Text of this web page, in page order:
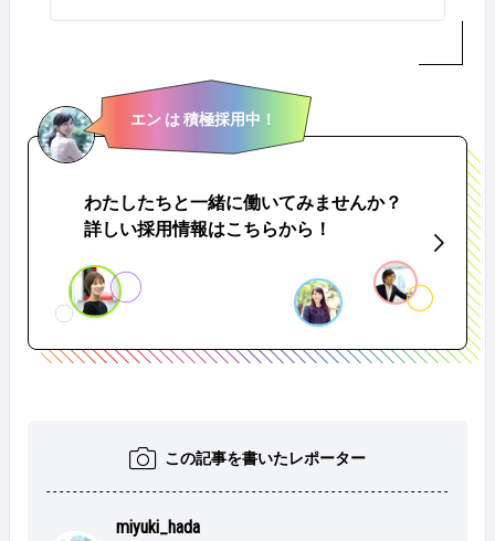
エン は 積極採用中！
わたしたちと一緒に働いてみませんか？
詳しい採用情報はこちらから！
この記事を書いたレポーター
miyuki_hada